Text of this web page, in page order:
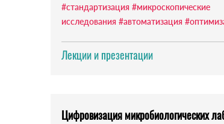
#стандартизация #микроскопические
исследования #автоматизация
Лекции и презентации
Цифровизация микробиологических